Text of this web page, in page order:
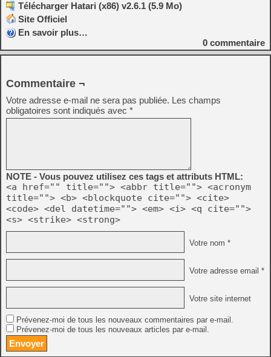
Télécharger Hatari (x86) v2.6.1 (5.9 Mo)
Site Officiel
En savoir plus…
0 commentaire
Commentaire ¬
Votre adresse e-mail ne sera pas publiée. Les champs
obligatoires sont indiqués avec *
NOTE - Vous pouvez utilisez ces tags et attributs HTML:
<a href="" title=""> <abbr title=""> <acronym
title=""> <b> <blockquote cite=""> <cite>
<code> <del datetime=""> <em> <i> <q cite="">
<s> <strike> <strong>
Votre nom *
Votre adresse email *
Votre site internet
Prévenez-moi de tous les nouveaux commentaires par e-mail.
Prévenez-moi de tous les nouveaux articles par e-mail.